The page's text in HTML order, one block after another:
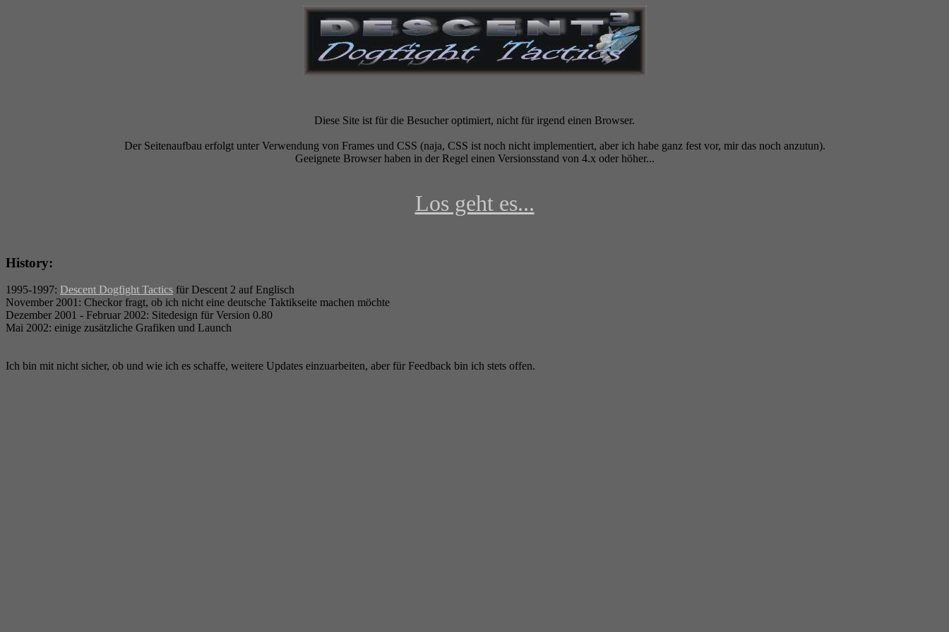
Diese Site ist für die Besucher optimiert, nicht für irgend einen Browser.
Der Seitenaufbau erfolgt unter Verwendung von Frames und CSS (naja, CSS ist noch nicht implementiert, aber ich habe ganz fest vor, mir das noch anzutun).
Geeignete Browser haben in der Regel einen Versionsstand von 4.x oder höher...
Los geht es...
History:
1995-1997: Descent Dogfight Tactics für Descent 2 auf Englisch
November 2001: Checkor fragt, ob ich nicht eine deutsche Taktikseite machen möchte
Dezember 2001 - Februar 2002: Sitedesign für Version 0.80
Mai 2002: einige zusätzliche Grafiken und Launch
Ich bin mit nicht sicher, ob und wie ich es schaffe, weitere Updates einzuarbeiten, aber für Feedback bin ich stets offen.